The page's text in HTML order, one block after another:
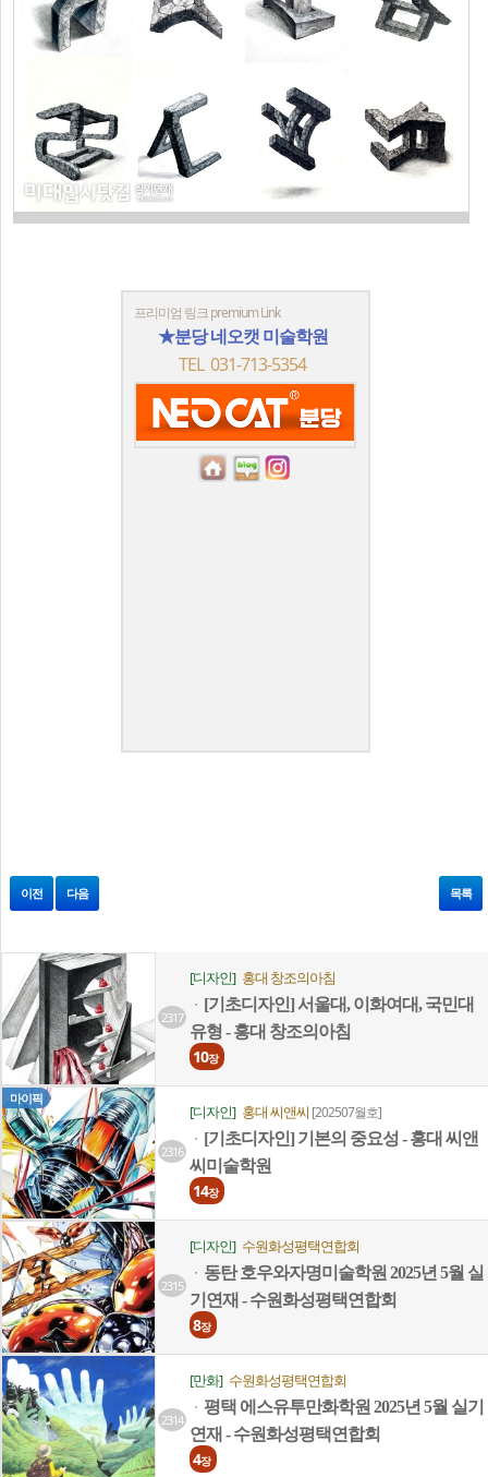
프리미엄 링크 premium Link
★분당 네오캣 미술학원
TEL 031-713-5354
이전 다음 목록
2317
[디자인] 홍대 창조의아침
ㆍ [기초디자인] 서울대, 이화여대, 국민대
유형 - 홍대 창조의아침
10장
마이픽
2316
[디자인] 홍대 씨앤씨 [202507월호]
ㆍ [기초디자인] 기본의 중요성 - 홍대 씨앤
씨미술학원
14장
2315
[디자인] 수원화성평택연합회
ㆍ 동탄 호우와자명미술학원 2025년 5월 실
기연재 - 수원화성평택연합회
8장
2314
[만화] 수원화성평택연합회
ㆍ 평택 에스유투만화학원 2025년 5월 실기
연재 - 수원화성평택연합회
4장